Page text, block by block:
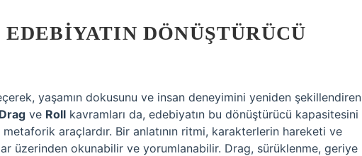
DÖNÜŞTÜRÜCÜ
yaşamın dokusunu ve insan deneyimini yeniden şekillendiren
Drag ve Roll kavramları da, edebiyatın bu dönüştürücü kapasitesini
araçlardır. Bir anlatının ritmi, karakterlerin hareketi ve
üzerinden okunabilir ve yorumlanabilir. Drag, sürüklenme, geriye